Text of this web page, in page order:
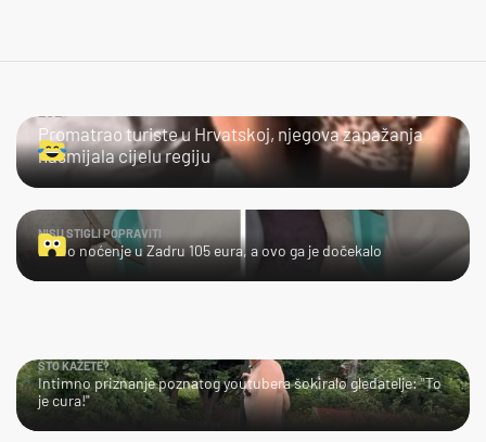
LOL
Promatrao turiste u Hrvatskoj, njegova zapažanja
nasmijala cijelu regiju
NISU STIGLI POPRAVITI
Platio noćenje u Zadru 105 eura, a ovo ga je dočekalo
ŠTO KAŽETE?
Intimno priznanje poznatog youtubera šokiralo gledatelje: "To
je cura!"